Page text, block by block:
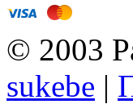
© 2003
sukebe |